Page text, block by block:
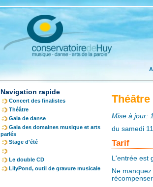
Navigation rapide
Concert des finalistes
Théâtre
Gala de danse
Gala des domaines musique et arts
parlés
Stage d'été
Le double CD
LilyPond, outil de gravure musicale
Théâtre
Mise à jour:
du samedi
Tarif
L'entrée est
Ne